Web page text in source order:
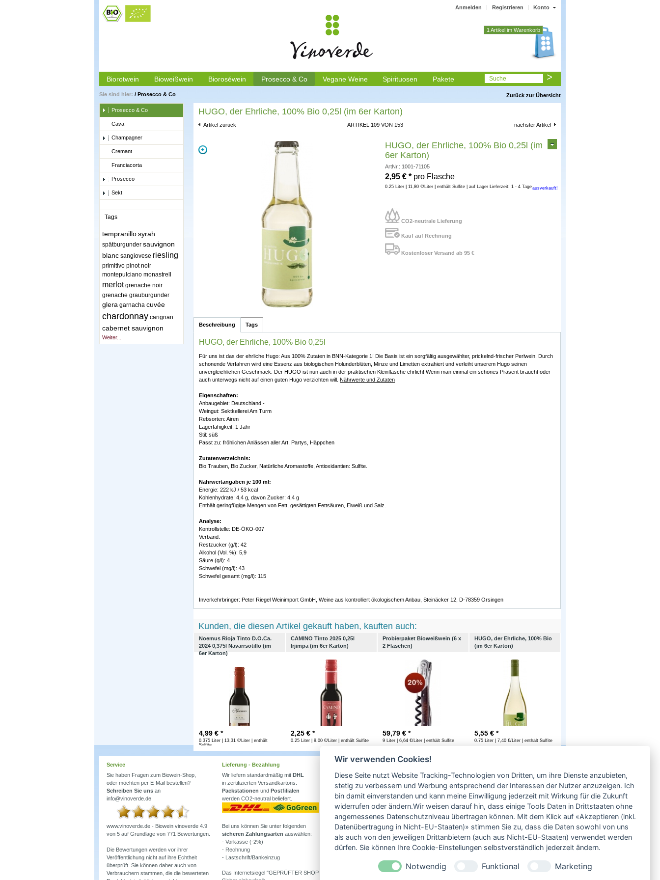
Konto
Anmelden Registrieren
Biorotwein Bioweißwein Bioroséwein Prosecco & Co Vegane Weine Spirituosen Pakete
1 Artikel im Warenkorb
Suche
Sie sind hier: / Prosecco & Co
Prosecco & Co
Cava
Champagner
Cremant
Franciacorta
Prosecco
Sekt
Tags
tempranillosyrah
spätburgunder sauvignon
blanc sangiovese riesling
primitivo pinot noir
montepulciano monastrell
merlot grenache noir
grenache grauburgunder
glera garnacha cuvée
chardonnay carignan
cabernet sauvignon
Weiter...
Zurück zur Übersicht
HUGO, der Ehrliche, 100% Bio 0,25l (im 6er Karton)
Artikel zurück ARTIKEL 109 VON 153 nächster Artikel
HUGO, der Ehrliche, 100% Bio 0,25l (im
6er Karton)
ArtNr.: 1001-71105
2,95 € * pro Flasche
0.25 Liter | 11,80 €/Liter | enthält Sulfite | auf Lager Lieferzeit: 1 - 4 Tageausverkauft!
CO2-neutrale Lieferung
Kauf auf Rechnung
Kostenloser Versand ab 95 €
Beschreibung Tags
HUGO, der Ehrliche, 100% Bio 0,25l
Für uns ist das der ehrliche Hugo: Aus 100% Zutaten in BNN-Kategorie 1! Die Basis ist ein sorgfältig ausgewählter, prickelnd-frischer Perlwein. Durch
schonende Verfahren wird eine Essenz aus biologischen Holunderblüten, Minze und Limetten extrahiert und verleiht unserem Hugo seinen
unvergleichlichen Geschmack. Der HUGO ist nun auch in der praktischen Kleinflasche ehrlich! Wenn man einmal ein schönes Präsent braucht oder
auch unterwegs nicht auf einen guten Hugo verzichten will. Nährwerte und Zutaten
Eigenschaften:
Anbaugebiet: Deutschland -
Weingut: Sektkellerei Am Turm
Rebsorten: Airen
Lagerfähigkeit: 1 Jahr
Stil: süß
Passt zu: fröhlichen Anlässen aller Art, Partys, Häppchen
Zutatenverzeichnis:
Bio Trauben, Bio Zucker, Natürliche Aromastoffe, Antioxidantien: Sulfite.
Nährwertangaben je 100 ml:
Energie: 222 kJ / 53 kcal
Kohlenhydrate: 4,4 g, davon Zucker: 4,4 g
Enthält geringfügige Mengen von Fett, gesättigten Fettsäuren, Eiweiß und Salz.
Analyse:
Kontrollstelle: DE-ÖKO-007
Verband:
Restzucker (g/l): 42
Alkohol (Vol. %): 5,9
Säure (g/l): 4
Schwefel (mg/l): 43
Schwefel gesamt (mg/l): 115
Inverkehrbringer: Peter Riegel Weinimport GmbH, Weine aus kontrolliert ökologischem Anbau, Steinäcker 12, D-78359 Orsingen
Kunden, die diesen Artikel gekauft haben, kauften auch:
Noemus Rioja Tinto D.O.Ca.
2024 0,375l Navarrsotillo (im
6er Karton)
4,99 € *
0.375 Liter | 13,31 €/Liter | enthält
Sulfite
CAMINO Tinto 2025 0,25l
Irjimpa (im 6er Karton)
2,25 € *
0.25 Liter | 9,00 €/Liter | enthält Sulfite
Probierpaket Bioweißwein (6 x
2 Flaschen)
59,79 € *
9 Liter | 6,64 €/Liter | enthält Sulfite
HUGO, der Ehrliche, 100% Bio
(im 6er Karton)
5,55 € *
0.75 Liter | 7,40 €/Liter | enthält Sulfite
Service
Sie haben Fragen zum Biowein-Shop,
oder möchten per E-Mail bestellen?
Schreiben Sie uns an
info@vinoverde.de
www.vinoverde.de - Biowein vinoverde 4.9
von 5 auf Grundlage von 771 Bewertungen.
Die Bewertungen werden vor ihrer
Veröffentlichung nicht auf ihre Echtheit
überprüft. Sie können daher auch von
Verbrauchern stammen, die die bewerteten
Lieferung - Bezahlung
Wir liefern standardmäßig mit DHL
in zertifizierten Versandkartons.
Packstationen und Postfilialen
werden CO2-neutral beliefert.
Bei uns können Sie unter folgenden
sicheren Zahlungsarten auswählen:
- Vorkasse (-2%)
- Rechnung
- Lastschrift/Bankeinzug
Das Internetsiegel "GEPRÜFTER SHOP –
Wissenswertes
Erfahren Sie mehr über
Biowein in unserem Blog
oder Folgen Sie uns!
Facebook
Instagram
Veganer Wein
Was ist Weinstein?
Neben einem ausgesuchten Sortiment an
Biowein, Biospirituosen und Biofeinkost bieten
wir Ihnen u.a. folgende
Vorteile
große Auswahl
nur 5,79 EUR Versand (DE)
ab 95 EUR frei Haus (DE)
14 Tage Rückgaberecht
sichere Zahlung
Kauf auf Rechnung
Bio-zertifizierter Shop
Wir verwenden Cookies!
Diese Seite nutzt Website Tracking-Technologien von Dritten, um ihre Dienste anzubieten,
stetig zu verbessern und Werbung entsprechend der Interessen der Nutzer anzuzeigen. Ich
bin damit einverstanden und kann meine Einwilligung jederzeit mit Wirkung für die Zukunft
widerrufen oder ändern.Wir weisen darauf hin, dass einige Tools Daten in Drittstaaten ohne
angemessenes Datenschutzniveau übertragen können. Mit dem Klick auf «Akzeptieren (inkl.
Datenübertragung in Nicht-EU-Staaten)» stimmen Sie zu, dass die Daten sowohl von uns
als auch von den jeweiligen Drittanbietern (auch aus Nicht-EU-Staaten) verwendet werden
dürfen. Sie können Ihre Cookie-Einstellungen selbstverständlich jederzeit ändern.
Notwendig Funktional Marketing